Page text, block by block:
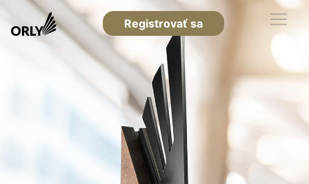
Registrovať sa